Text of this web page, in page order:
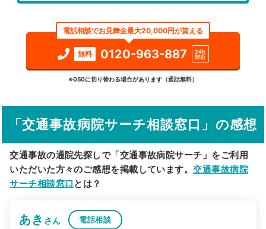
検索する
詳細条件で絞り込む
駅から探す 院名から探す
電話相談でお見舞金最大20,000円が貰える
無料 0120-963-887
24h
対応
※050に切り替わる場合があります（通話無料）
「交通事故病院サーチ相談窓口」の感想
交通事故の通院先探しで「交通事故病院サーチ」をご利用
いただいた方々のご感想を掲載しています。交通事故病院
サーチ相談窓口 とは？
あき さん 電話相談